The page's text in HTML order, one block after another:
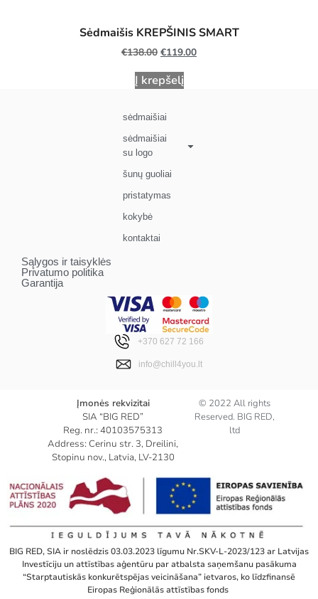
Sėdmaišis KREPŠINIS SMART
€138.00 €119.00
Į krepšelį
sėdmaišiai
sėdmaišiai
su logo
šunų guoliai
pristatymas
kokybė
kontaktai
Sąlygos ir taisyklės
Privatumo politika
Garantija
+370 627 72 166
info@chill4you.lt
Įmonės rekvizitai
SIA “BIG RED”
Reg. nr.: 40103575313
Address: Cerinu str. 3, Dreilini,
Stopinu nov., Latvia, LV-2130
© 2022 All rights
Reserved. BIG RED,
ltd
BIG RED, SIA ir noslēdzis 03.03.2023 līgumu Nr.SKV-L-2023/123 ar Latvijas
Investīciju un attīstības aģentūru par atbalsta saņemšanu pasākuma
“Starptautiskās konkurētspējas veicināšana” ietvaros, ko līdzfinansē
Eiropas Reģionālās attīstības fonds ​